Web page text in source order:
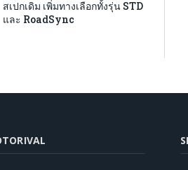
สเปกเดิม เพิ่มทางเลือกทั้งรุ่น STD
และ RoadSync